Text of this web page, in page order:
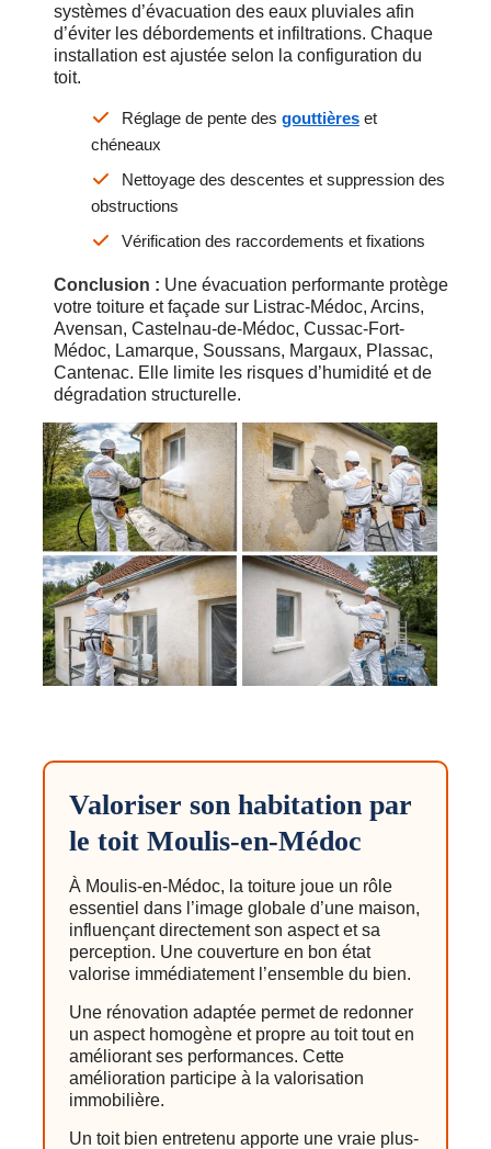
systèmes d’évacuation des eaux pluviales afin
d’éviter les débordements et infiltrations. Chaque
installation est ajustée selon la configuration du
toit.
Réglage de pente des gouttières et
chéneaux
Nettoyage des descentes et suppression des
obstructions
Vérification des raccordements et fixations
Conclusion : Une évacuation performante protège
votre toiture et façade sur Listrac-Médoc, Arcins,
Avensan, Castelnau-de-Médoc, Cussac-Fort-
Médoc, Lamarque, Soussans, Margaux, Plassac,
Cantenac. Elle limite les risques d’humidité et de
dégradation structurelle.
Valoriser son habitation par
le toit Moulis-en-Médoc
À Moulis-en-Médoc, la toiture joue un rôle
essentiel dans l’image globale d’une maison,
influençant directement son aspect et sa
perception. Une couverture en bon état
valorise immédiatement l’ensemble du bien.
Une rénovation adaptée permet de redonner
un aspect homogène et propre au toit tout en
améliorant ses performances. Cette
amélioration participe à la valorisation
immobilière.
Un toit bien entretenu apporte une vraie plus-